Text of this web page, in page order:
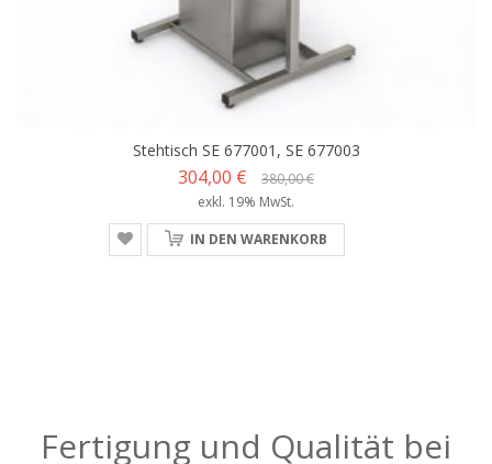
Stehtisch SE 677001, SE 677003
304,00 €
380,00 €
exkl. 19% MwSt.
IN DEN WARENKORB
Fertigung und Qualität bei